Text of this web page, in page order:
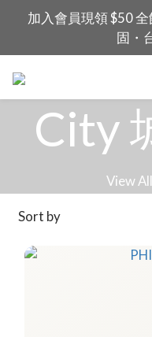
加入會員現領 $50
固・
City
View All
Sort by